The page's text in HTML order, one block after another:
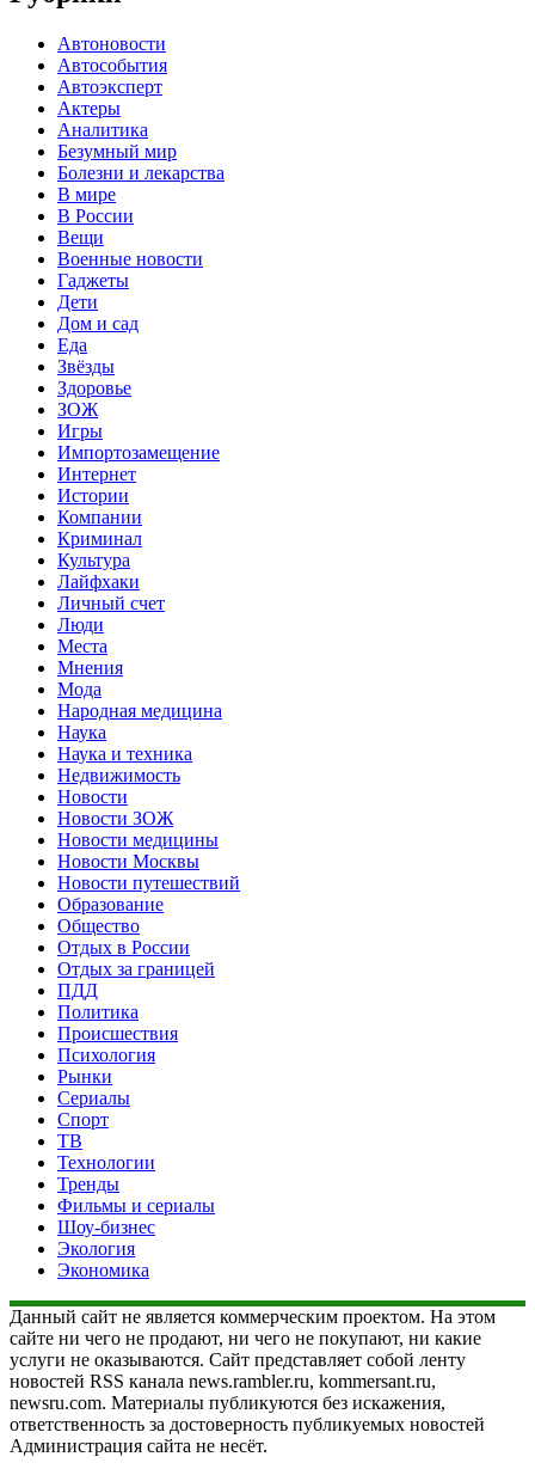
Автоновости
Автособытия
Автоэксперт
Актеры
Аналитика
Безумный мир
Болезни и лекарства
В мире
В России
Вещи
Военные новости
Гаджеты
Дети
Дом и сад
Еда
Звёзды
Здоровье
ЗОЖ
Игры
Импортозамещение
Интернет
Истории
Компании
Криминал
Культура
Лайфхаки
Личный счет
Люди
Места
Мнения
Мода
Народная медицина
Наука
Наука и техника
Недвижимость
Новости
Новости ЗОЖ
Новости медицины
Новости Москвы
Новости путешествий
Образование
Общество
Отдых в России
Отдых за границей
ПДД
Политика
Происшествия
Психология
Рынки
Сериалы
Спорт
ТВ
Технологии
Тренды
Фильмы и сериалы
Шоу-бизнес
Экология
Экономика
Данный сайт не является коммерческим проектом. На этом
сайте ни чего не продают, ни чего не покупают, ни какие
услуги не оказываются. Сайт представляет собой ленту
новостей RSS канала news.rambler.ru, kommersant.ru,
newsru.com. Материалы публикуются без искажения,
ответственность за достоверность публикуемых новостей
Администрация сайта не несёт.